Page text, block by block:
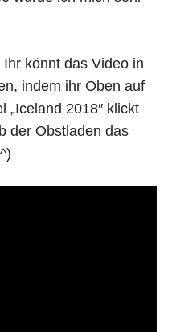
könnt das Video in
indem ihr Oben auf
„Iceland 2018″ klickt
der Obstladen das